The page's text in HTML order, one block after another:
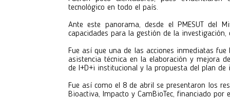
tecnológico en todo el país.
Ante este panorama, desde el PMESUT del
capacidades para la gestión de la
Fue así que una de las acciones inmediatas
asistencia técnica en la elaboración y mejora
de I+D+i institucional y la propuesta del plan de
Fue así como el 8 de abril se presentaron los
Bioactiva, Impacto y CamBioTec, financiado por